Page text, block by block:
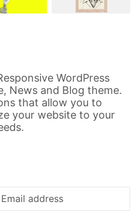
WordPress
News and Blog theme.
that allow you to
your website to your